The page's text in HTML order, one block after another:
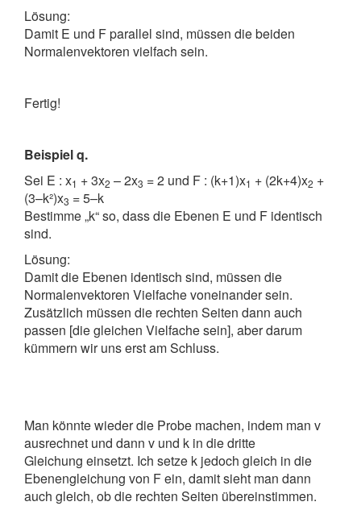
Lösung:
Damit E und F parallel sind, müssen die beiden
Normalenvektoren vielfach sein.
Fertig!
Beispiel q.
Sei E : x1 + 3x2 – 2x3 = 2 und F : (k+1)x1 + (2k+4)x2 +
(3–k²)x3 = 5–k
Bestimme „k“ so, dass die Ebenen E und F identisch
sind.
Lösung:
Damit die Ebenen identisch sind, müssen die
Normalenvektoren Vielfache voneinander sein.
Zusätzlich müssen die rechten Seiten dann auch
passen [die gleichen Vielfache sein], aber darum
kümmern wir uns erst am Schluss.
Man könnte wieder die Probe machen, indem man v
ausrechnet und dann v und k in die dritte
Gleichung einsetzt. Ich setze k jedoch gleich in die
Ebenengleichung von F ein, damit sieht man dann
auch gleich, ob die rechten Seiten übereinstimmen.